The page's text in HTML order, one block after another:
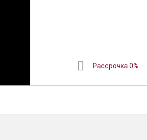
Рассрочка 0%